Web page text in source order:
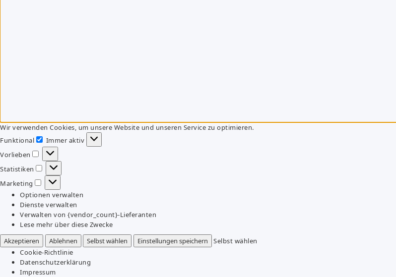
Wir verwenden Cookies, um unsere Website und unseren Service zu optimieren.
Funktional
Funktional
Immer aktiv
Vorlieben
Vorlieben
Statistiken
Statistiken
Marketing
Marketing
Optionen verwalten
Dienste verwalten
Verwalten von {vendor_count}-Lieferanten
Lese mehr über diese Zwecke
Akzeptieren
Ablehnen Selbst wählen Einstellungen speichern
Selbst wählen
Cookie-Richtlinie
Datenschutzerklärung
Impressum